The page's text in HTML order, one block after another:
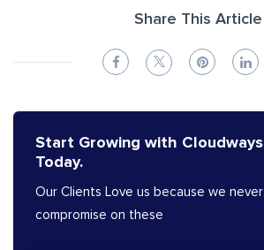
Share This Article
Start Growing with Cloudways
Today.
Our Clients Love us because we never
compromise on these